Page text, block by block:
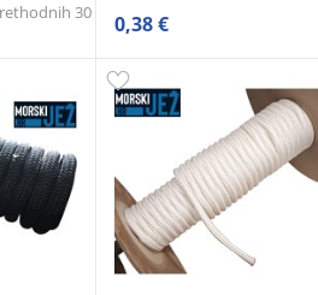
30
0,38 €